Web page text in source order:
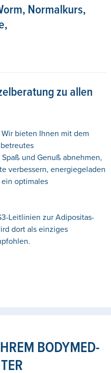
Normalkurs,
zu allen
bieten Ihnen mit dem
und Genuß abnehmen,
verbessern, energiegeladen
optimales
Leitlinien zur Adipositas-
dort als einziges
BODYMED-